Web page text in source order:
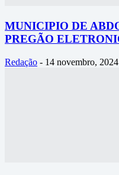
MUNICIPIO DE
PREGÃO
Redação - 14 novembro, 2024